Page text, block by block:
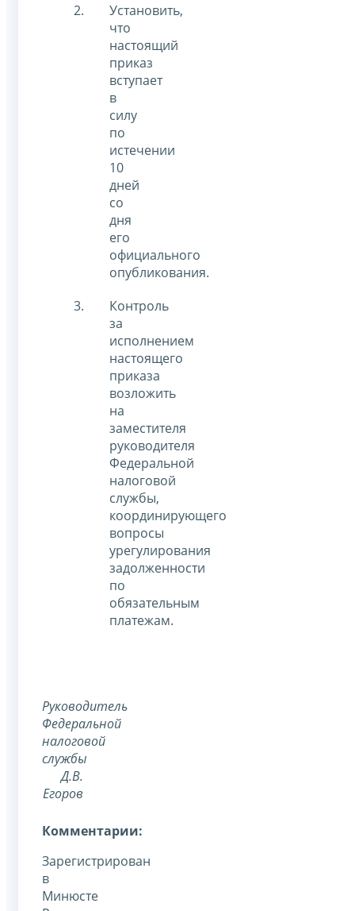
Установить,
что
настоящий
приказ
вступает
в
силу
по
истечении
10
дней
со
дня
его
официального
опубликования.
Контроль
за
исполнением
настоящего
приказа
возложить
на
заместителя
руководителя
Федеральной
налоговой
службы,
координирующего
вопросы
урегулирования
задолженности
по
обязательным
платежам.
Руководитель
Федеральной
налоговой
службы
Д.В.
Егоров
Комментарии:
Зарегистрирован
в
Минюсте